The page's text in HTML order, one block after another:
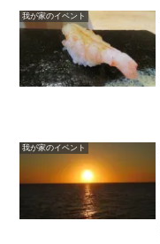
我が家のイベント
我が家のイベント